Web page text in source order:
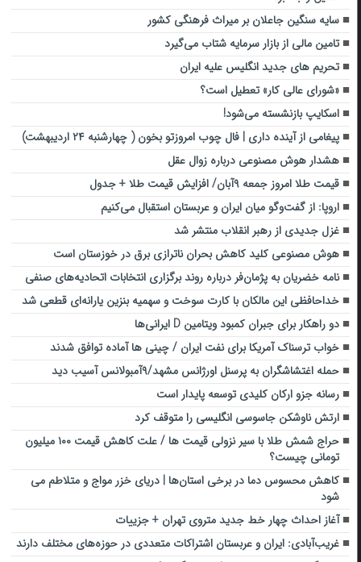
سایه سنگین جاعلان بر میراث فرهنگی کشور
تامین مالی از بازار سرمایه شتاب می‌گیرد
تحریم های جدید انگلیس علیه ایران
«شورای عالی کار» تعطیل است؟
اسکایپ بازنشسته می‌شود!
پیغامی از آینده داری | فال چوب امروزتو بخون ( چهارشنبه ۲۴ اردیبهشت)
هشدار هوش مصنوعی درباره زوال عقل
قیمت طلا امروز جمعه ۹آبان/ افزایش قیمت طلا + جدول
اروپا: از گفت‌وگو میان ایران و عربستان استقبال می‌کنیم
غزل جدیدی از رهبر انقلاب منتشر شد
هوش مصنوعی کلید کاهش بحران ناترازی برق در خوزستان است
نامه خضریان به پژمان‌فر درباره روند برگزاری انتخابات اتحادیه‌های صنفی
خداحافظی این مالکان با کارت سوخت و سهمیه بنزین یارانه‌ای قطعی شد
دو راهکار برای جبران کمبود ویتامین D ایرانی‌ها
خواب ترسناک آمریکا برای نفت ایران / چینی ها آماده توافق شدند
حمله اغتشاشگران به پرسنل اورژانس مشهد/۹آمبولانس آسیب دید
رسانه جزو ارکان کلیدی توسعه پایدار است
ارتش ناوشکن جاسوسی انگلیسی را متوقف کرد
حراج شمش طلا با سیر نزولی قیمت ها / علت کاهش قیمت ۱۰۰ میلیون
تومانی چیست؟
کاهش محسوس دما در برخی استان‌ها | دریای خزر مواج و متلاطم می
شود
آغاز احداث چهار خط جدید متروی تهران + جزییات
غریب‌آبادی: ایران و عربستان اشتراکات متعددی در حوزه‌های مختلف دارند